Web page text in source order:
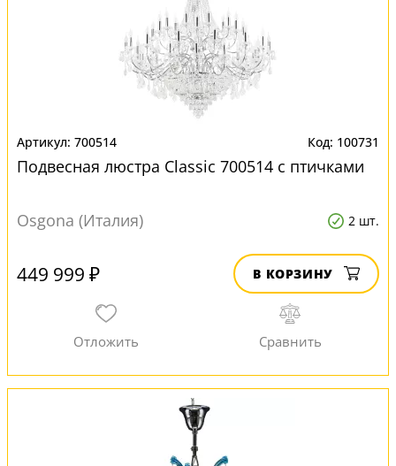
700514 100731
Подвесная люстра Classic 700514 с птичками
Osgona (Италия) 2 шт.
449 999 ₽ В КОРЗИНУ